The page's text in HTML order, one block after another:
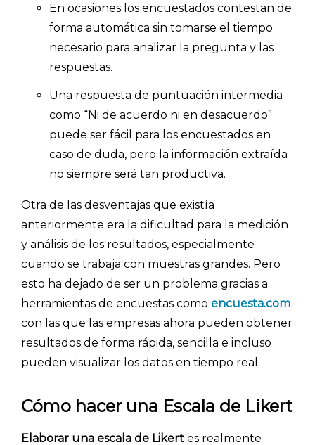
En ocasiones los encuestados contestan de
forma automática sin tomarse el tiempo
necesario para analizar la pregunta y las
respuestas.
Una respuesta de puntuación intermedia
como “Ni de acuerdo ni en desacuerdo”
puede ser fácil para los encuestados en
caso de duda, pero la información extraída
no siempre será tan productiva.
Otra de las desventajas que existía
anteriormente era la dificultad para la medición
y análisis de los resultados, especialmente
cuando se trabaja con muestras grandes. Pero
esto ha dejado de ser un problema gracias a
herramientas de encuestas como encuesta.com
con las que las empresas ahora pueden obtener
resultados de forma rápida, sencilla e incluso
pueden visualizar los datos en tiempo real.
Cómo hacer una Escala de Likert
Elaborar una escala de Likert es realmente